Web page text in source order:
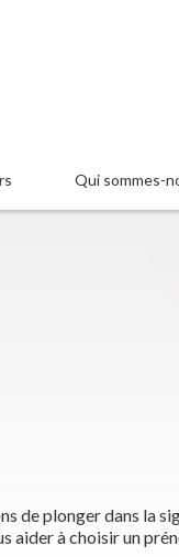
Qui sommes-
de plonger dans la
aider à choisir un